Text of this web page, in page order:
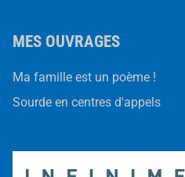
MES OUVRAGES
Ma famille est un poème !
Sourde en centres d'appels